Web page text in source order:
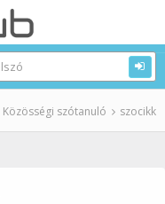
Közösségi szótanuló szocikk